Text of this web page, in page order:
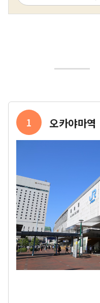
1 오카야마역